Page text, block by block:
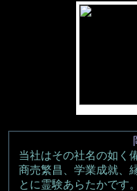
当社はその社名の如く
商売繁昌、学業成就、
とに霊験あらたかです。